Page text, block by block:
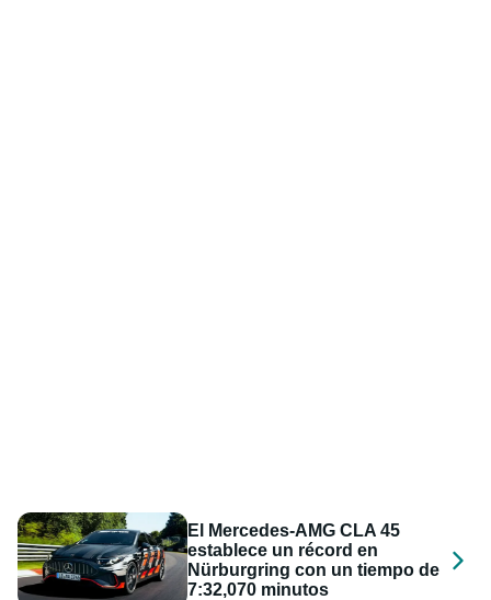
El Mercedes-AMG CLA 45
establece un récord en
Nürburgring con un tiempo de
7:32,070 minutos